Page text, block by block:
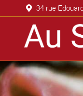
34 rue